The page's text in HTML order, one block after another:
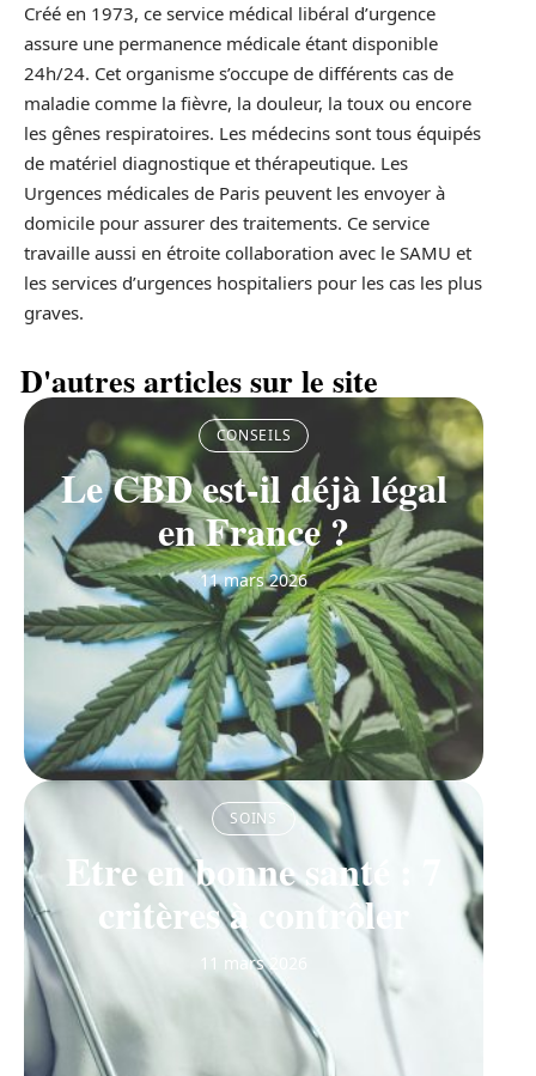
Créé en 1973, ce service médical libéral d’urgence
assure une permanence médicale étant disponible
24h/24. Cet organisme s’occupe de différents cas de
maladie comme la fièvre, la douleur, la toux ou encore
les gênes respiratoires. Les médecins sont tous équipés
de matériel diagnostique et thérapeutique. Les
Urgences médicales de Paris peuvent les envoyer à
domicile pour assurer des traitements. Ce service
travaille aussi en étroite collaboration avec le SAMU et
les services d’urgences hospitaliers pour les cas les plus
graves.
D'autres articles sur le site
CONSEILS
Le CBD est-il déjà légal
en France ?
11 mars 2026
SOINS
Etre en bonne santé : 7
critères à contrôler
11 mars 2026